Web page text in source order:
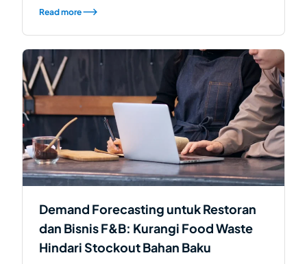
Read more
Demand Forecasting untuk Restoran
dan Bisnis F&B: Kurangi Food Waste
Hindari Stockout Bahan Baku